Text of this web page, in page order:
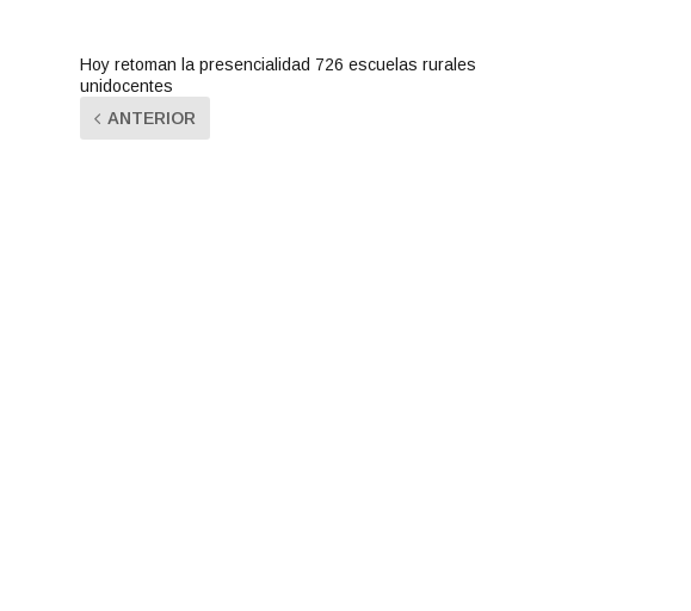
Hoy retoman la presencialidad 726 escuelas rurales
unidocentes
ANTERIOR